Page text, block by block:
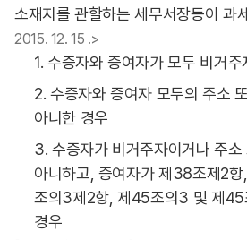
소재지를 관할하는 세무서장등이 과
2015. 12. 15 .>
1. 수증자와 증여자가 모두 비거주
2. 수증자와 증여자 모두의 주소
아니한 경우
3. 수증자가 비거주자이거나 주소
아니하고, 증여자가 제38조제2
조의3제2항, 제45조의3 및 제45
경우